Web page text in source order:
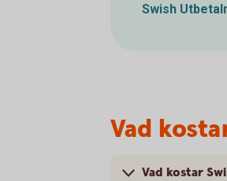
Swish
Vad
Vad kostar